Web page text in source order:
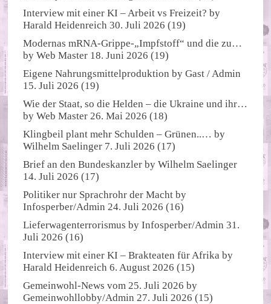
Interview mit einer KI – Arbeit vs Freizeit? by
Harald Heidenreich 30. Juli 2026 (19)
Modernas mRNA-Grippe-„Impfstoff“ und die zu…
byWeb Master 18. Juni 2026 (19)
Eigene Nahrungsmittelproduktion byGast / Admin
15. Juli 2026 (19)
Wie der Staat, so die Helden – die Ukraine und ihr…
byWeb Master 26. Mai 2026 (18)
Klingbeil plant mehr Schulden – Grünen..… by
Wilhelm Saelinger 7. Juli 2026 (17)
Brief an den Bundeskanzler byWilhelm Saelinger
14. Juli 2026 (17)
Politiker nur Sprachrohr der Macht by
Infosperber/Admin 24. Juli 2026 (16)
Lieferwagenterrorismus byInfosperber/Admin 31.
Juli 2026 (16)
Interview mit einer KI – Brakteaten für Afrika by
Harald Heidenreich 6. August 2026 (15)
Gemeinwohl-News vom 25. Juli 2026 by
Gemeinwohllobby/Admin 27. Juli 2026 (15)